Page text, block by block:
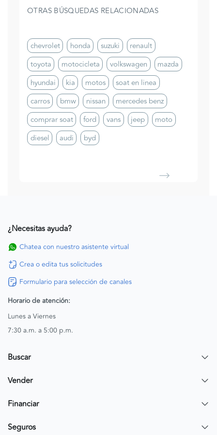
OTRAS BÚSQUEDAS RELACIONADAS
chevrolet honda suzuki
renault
toyota
motocicleta volkswagen
mazda
hyundai
kia motos
soat en linea
carros
bmw nissan
mercedes benz
comprar soat
ford vans jeep
moto
diesel
audi byd
¿Necesitas ayuda?
Chatea con nuestro asistente virtual
Crea o edita tus solicitudes
Formulario para selección de canales
Horario de atención:
Lunes a Viernes
7:30 a.m. a 5:00 p.m.
Buscar
Encuentra un carro
Vender
Publicar mi vehículo
Financiar
Simular crédito
Seguros